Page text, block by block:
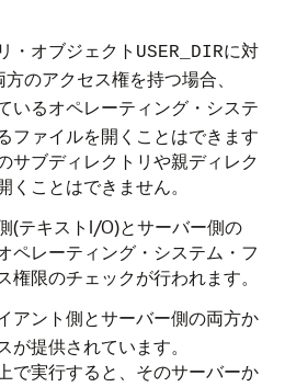
・オブジェクト USER_DIRに対
方のアクセス権を持つ場合、
いるオペレーティング・システ
ファイルを開くことはできます
サブディレクトリや親ディレク
くことはできません。
(テキストI/O)とサーバー側の
ペレーティング・システム・フ
権限のチェックが行われます。
アント側とサーバー側の両方か
が提供されています。
で実行すると、そのサーバーか